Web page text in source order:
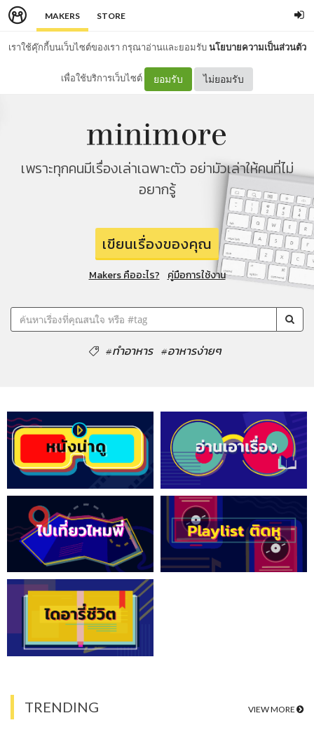
MAKERS STORE
เราใช้คุ๊กกี้บนเว็บไซต์ของเรา กรุณาอ่านและยอมรับนโยบายความเป็นส่วนตัว
เพื่อใช้บริการเว็บไซต์ ยอมรับ ไม่ยอมรับ
เพราะทุกคนมีเรื่องเล่าเฉพาะตัว อย่ามัวเล่าให้คนที่ไม่
อยากรู้
เขียนเรื่องของคุณ
Makers คืออะไร? คู่มือการใช้งาน
#ทำอาหาร #อาหารง่ายๆ
TRENDING VIEW MORE